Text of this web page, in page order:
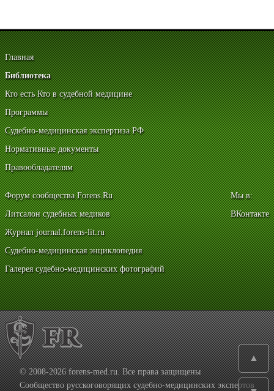
Главная
Библиотека
Кто есть Кто в судебной медицине
Программы
Судебно-медицинская экспертиза РФ
Нормативные документы
Правообладателям
Форум сообщества Forens.Ru
Литсалон судебных медиков
Журнал journal.forens-lit.ru
Судебно-медицинская энциклопедия
Галерея судебно-медицинских фотографий
Мы в:
ВКонтакте
© 2008-2026 forens-med.ru. Все права защищены
Сообщество русскоговорящих судебно-медицинских экспертов
▲